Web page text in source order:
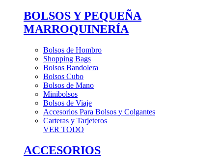
BOLSOS Y PEQUEÑA
MARROQUINERÍA
Bolsos de Hombro
Shopping Bags
Bolsos Bandolera
Bolsos Cubo
Bolsos de Mano
Minibolsos
Bolsos de Viaje
Accesorios Para Bolsos y Colgantes
Carteras y Tarjeteros
VER TODO
ACCESORIOS